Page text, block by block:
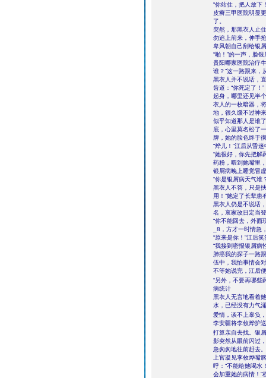
“你站住，把人放下
皮癣三甲医院明显
了。
突然，那黑衣人止
勿追上前来，伸手
卑风朝自己刮给银
“啪！”的一声，脸
贵阳哪家医院治疗
谁？”这一路跟来，
黑衣人并不说话，
齿道：“你死定了！”
起身，哪里还见半
衣人的一枚暗器，
地，很久缓不过神
似乎知道那人是谁
底，心里莫名松了
牌，她的脸色终于
“烨儿！”江后从昏
“她很好，你先把解
药粉，喂到她嘴里
银屑病晚上睡觉冒
“你是银屑病天气谁
黑衣人不答，只是
用！”她定了长辈患
黑衣人仍是不说话
名，哀家改日定当
“你不能回去，外面
_8，方才一时情急
“原来是你！”江后
“我接到密报银屑病
肺癌我的探子一路
伍中，我怕事情
不等她说完，江后
“另外，不要再哪些
病统计
黑衣人无言地看着
水，已经没有力气
爱情，谈不上辜负
李安疆将李攸烨护
打算亲自去找。银
影突然从眼前闪过
急匆匆地往前赶去。
上官凝见李攸烨嘴
呼：“不能给她喝水
会加重她的病情！”